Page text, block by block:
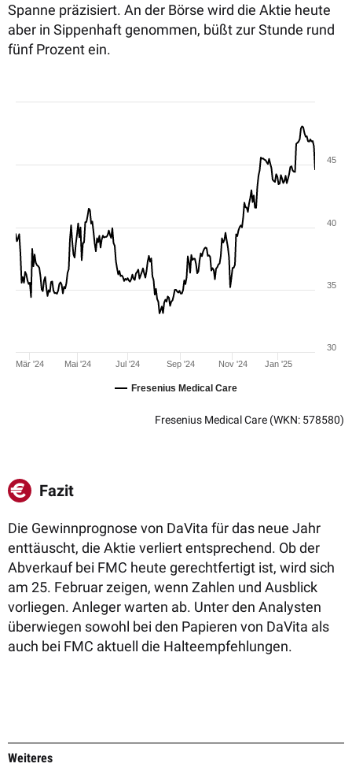
Spanne präzisiert. An der Börse wird die Aktie heute
aber in Sippenhaft genommen, büßt zur Stunde rund
fünf Prozent ein.
Fresenius Medical Care
Mär '24 Mai '24 Jul '24 Sep '24 Nov '24 Jan '25
30
35
40
45
Fresenius Medical Care (WKN: 578580)
Fazit
Die Gewinnprognose von DaVita für das neue Jahr
enttäuscht, die Aktie verliert entsprechend. Ob der
Abverkauf bei FMC heute gerechtfertigt ist, wird sich
am 25. Februar zeigen, wenn Zahlen und Ausblick
vorliegen. Anleger warten ab. Unter den Analysten
überwiegen sowohl bei den Papieren von DaVita als
auch bei FMC aktuell die Halteempfehlungen.
Weiteres